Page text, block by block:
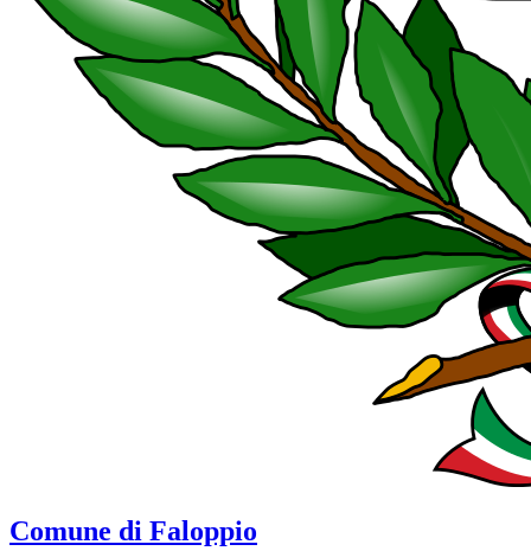
Comune di Faloppio